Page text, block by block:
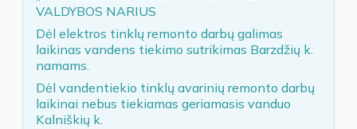
VALDYBOS NARIUS
Dėl elektros tinklų remonto darbų galimas
laikinas vandens tiekimo sutrikimas Barzdžių k.
namams.
Dėl vandentiekio tinklų avarinių remonto darbų
laikinai nebus tiekiamas geriamasis vanduo
Kalniškių k.